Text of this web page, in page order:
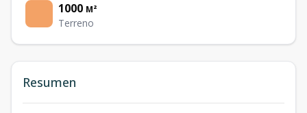
1000 M²
Terreno
Resumen